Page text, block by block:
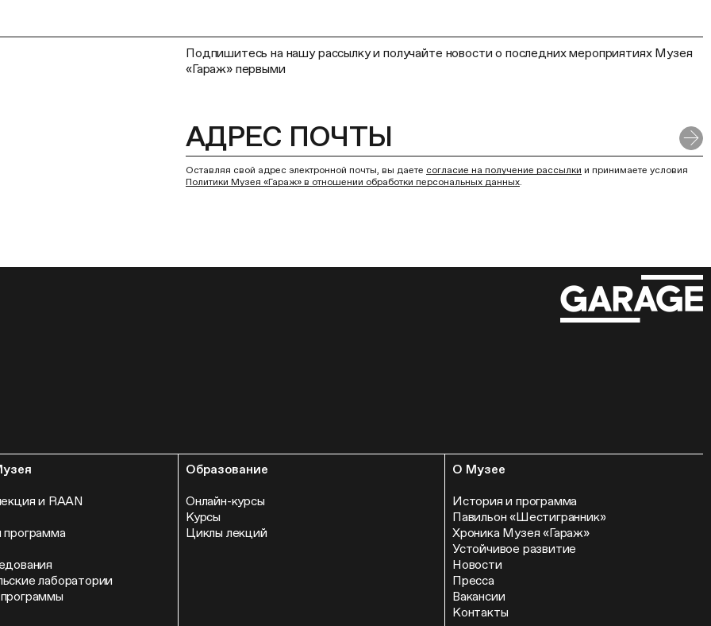
Подпишитесь на нашу рассылку и получайте новости о последних мероприятиях Музея
«Гараж» первыми
Оставляя свой адрес электронной почты, вы даете согласие на получение рассылки и принимаете условия
Политики Музея «Гараж» в отношении обработки персональных данных.
и RAAN
программа
лаборатории
Образование
Онлайн-курсы
Курсы
Циклы лекций
О Музее
История и программа
Павильон «Шестигранник»
Хроника Музея «Гараж»
Устойчивое развитие
Новости
Пресса
Вакансии
Контакты